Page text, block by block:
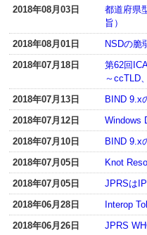
2018年08月03日
都道府県
旨）
2018年08月01日
NSDの脆
2018年07月18日
第62回
～ccTLD
2018年07月13日
BIND 9.x
2018年07月12日
Windows
2018年07月10日
BIND 9.x
2018年07月05日
Knot
2018年07月05日
JPRSは
2018年06月28日
Interop
2018年06月26日
JPRS